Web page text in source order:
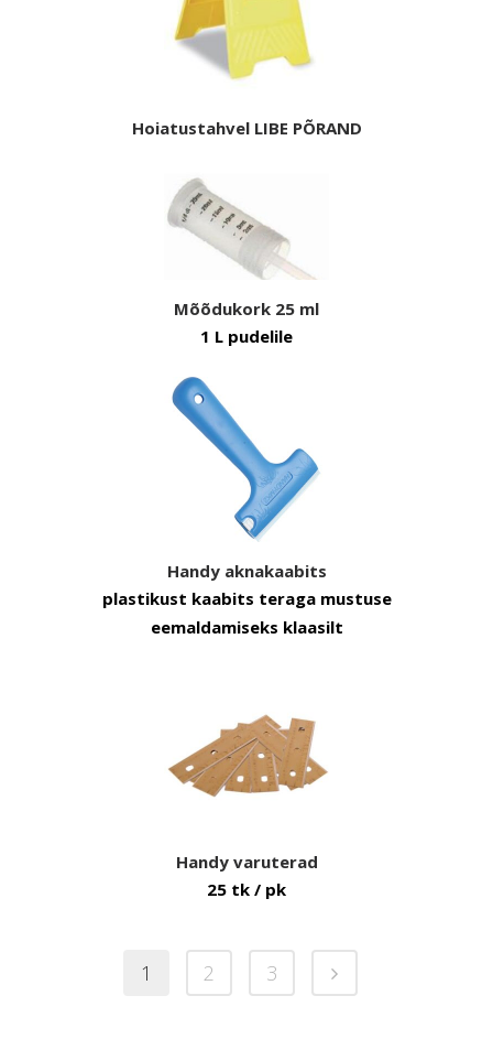
Hoiatustahvel LIBE PÕRAND
Mõõdukork 25 ml
1 L pudelile
Handy aknakaabits
plastikust kaabits teraga mustuse
eemaldamiseks klaasilt
Handy varuterad
25 tk / pk
1 2 3